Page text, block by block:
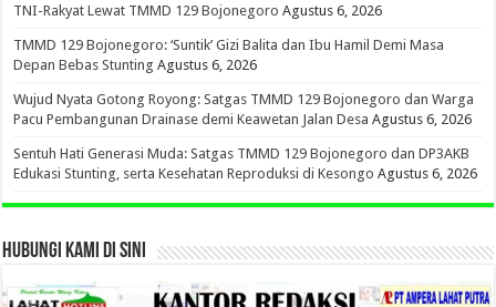
TNI-Rakyat Lewat TMMD 129 Bojonegoro Agustus 6, 2026
TMMD 129 Bojonegoro: ‘Suntik’ Gizi Balita dan Ibu Hamil Demi Masa
Depan Bebas Stunting Agustus 6, 2026
Wujud Nyata Gotong Royong: Satgas TMMD 129 Bojonegoro dan Warga
Pacu Pembangunan Drainase demi Keawetan Jalan Desa Agustus 6, 2026
Sentuh Hati Generasi Muda: Satgas TMMD 129 Bojonegoro dan DP3AKB
Edukasi Stunting, serta Kesehatan Reproduksi di Kesongo Agustus 6, 2026
HUBUNGI KAMI DI SINI